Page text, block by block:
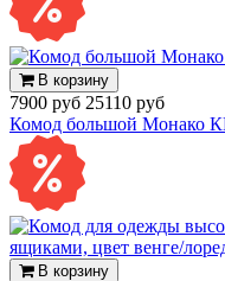
В корзину
7900 руб 25110 руб
Комод большой Монако
В корзину